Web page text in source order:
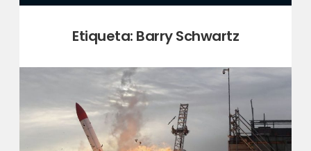
Etiqueta: Barry Schwartz